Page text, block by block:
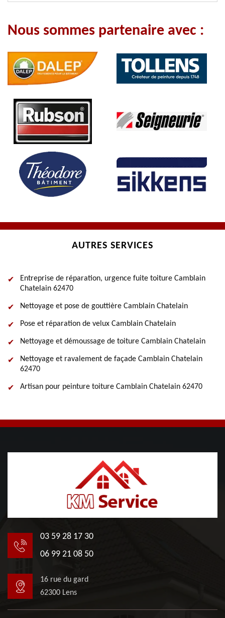
Nous sommes partenaire avec :
AUTRES SERVICES
Entreprise de réparation, urgence fuite toiture Camblain
Chatelain 62470
Nettoyage et pose de gouttière Camblain Chatelain
Pose et réparation de velux Camblain Chatelain
Nettoyage et démoussage de toiture Camblain Chatelain
Nettoyage et ravalement de façade Camblain Chatelain
62470
Artisan pour peinture toiture Camblain Chatelain 62470
03 59 28 17 30
06 99 21 08 50
16 rue du gard
62300 Lens